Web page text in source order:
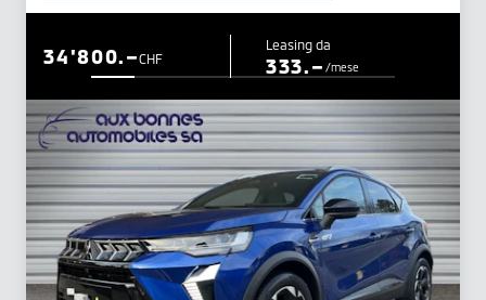
CHF
34'800.– Leasing da
333.– /mese